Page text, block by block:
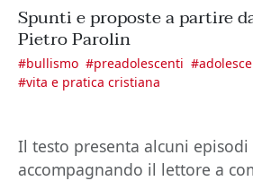
Spunti e proposte a partire
Pietro Parolin
#bullismo #preadolescenti #
#vita e pratica cristiana
Il testo presenta alcuni episodi
accompagnando il lettore a